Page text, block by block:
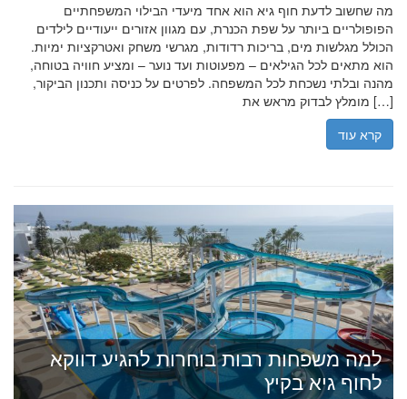
מה שחשוב לדעת חוף גיא הוא אחד מיעדי הבילוי המשפחתיים
הפופולריים ביותר על שפת הכנרת, עם מגוון אזורים ייעודיים לילדים
הכולל מגלשות מים, בריכות רדודות, מגרשי משחק ואטרקציות ימיות.
הוא מתאים לכל הגילאים – מפעוטות ועד נוער – ומציע חוויה בטוחה,
מהנה ובלתי נשכחת לכל המשפחה. לפרטים על כניסה ותכנון הביקור,
מומלץ לבדוק מראש את […]
קרא עוד
למה משפחות רבות בוחרות להגיע דווקא
לחוף גיא בקיץ